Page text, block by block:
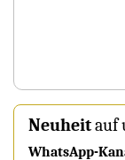
Neuheitauf
WhatsApp-